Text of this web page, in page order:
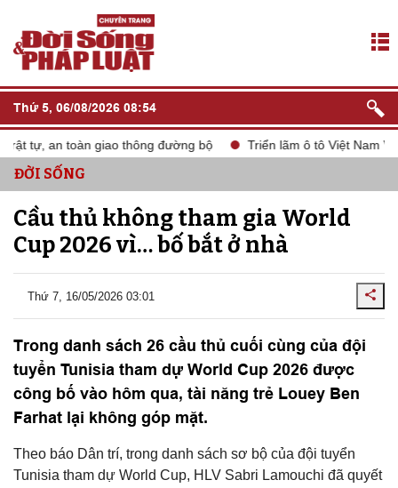
Thứ 5, 06/08/2026 08:54
tự, an toàn giao thông đường bộ Triển lãm ô tô Việt Nam VMS
ĐỜI SỐNG
Cầu thủ không tham gia World
Cup 2026 vì… bố bắt ở nhà
Thứ 7, 16/05/2026 03:01
Trong danh sách 26 cầu thủ cuối cùng của đội
tuyển Tunisia tham dự World Cup 2026 được
công bố vào hôm qua, tài năng trẻ Louey Ben
Farhat lại không góp mặt.
Theo báo Dân trí, trong danh sách sơ bộ của đội tuyển
Tunisia tham dự World Cup, HLV Sabri Lamouchi đã quyết